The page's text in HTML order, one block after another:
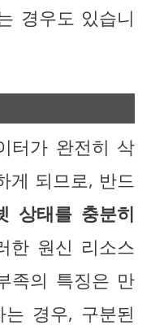
경우도 있습니
터가 완전히 삭
게 되므로, 반드
상태를 충분히
한 원신 리소스
족의 특징은 만
경우, 구분된